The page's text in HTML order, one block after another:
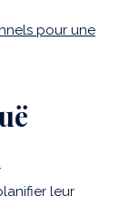
pour une
leur